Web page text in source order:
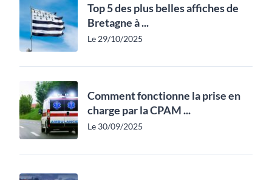
Top 5 des plus belles affiches de
Bretagne à ...
Le 29/10/2025
Comment fonctionne la prise en
charge par la CPAM ...
Le 30/09/2025